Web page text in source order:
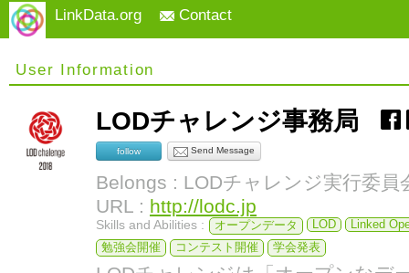
LinkData.org Contact
User Information
LODチャレンジ事務局
follow Send Message
Belongs : LODチャレンジ実行委員
URL : http://lodc.jp
Skills and Abilities : オープンデータ LOD
Linked
勉強会開催
コンテスト開催 学会発表